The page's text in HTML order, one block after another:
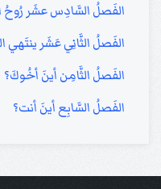
الفَصلُ السَّادِس عشَر رُوحُ
الفَصلُ الثَّانِي عَشَر ينتَهي
الفَصلُ الثَّامِن أينَ أخُوكَ؟
الفَصلُ السَّابِع أينَ أنت؟